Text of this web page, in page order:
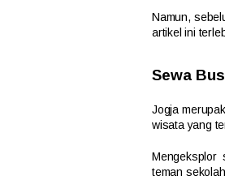
Namun,
artikel ini
Sewa
Jogja
wisata yang
Mengeksplor
teman